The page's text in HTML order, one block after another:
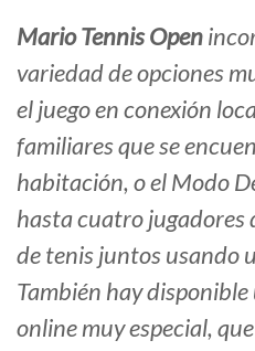
Mario Tennis Open
variedad de opciones
el juego en conexión
familiares que se
habitación, o el Modo
hasta cuatro
de tenis juntos usando
También hay
online muy especial,